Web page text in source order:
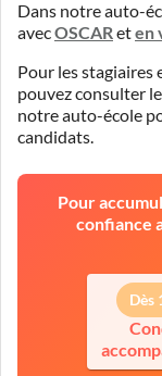
Dans notre auto-
avecOSCAReten
Pour les stagiaires
pouvez consulter le
notre auto-école
candidats.
Pour
confiance
Dès